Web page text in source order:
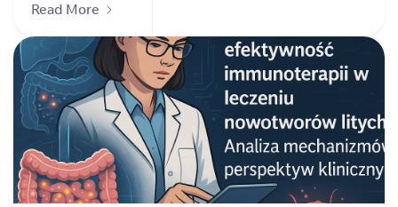
Read More